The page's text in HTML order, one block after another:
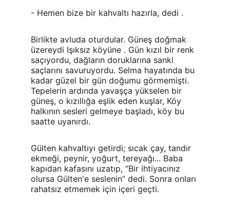
- Hemen bize bir kahvaltı hazırla, dedi .
Birlikte avluda oturdular. Güneş doğmak
üzereydi Işıksız köyüne . Gün kızıl bir renk
saçıyordu, dağların doruklarına sanki
saçlarını savuruyordu. Selma hayatında bu
kadar güzel bir gün doğumu görmemişti.
Tepelerin ardında yavaşça yükselen bir
güneş, o kızıllığa eşlik eden kuşlar, Köy
halkının sesleri gelmeye başladı, köy bu
saatte uyanırdı.
Gülten kahvaltıyı getirdi; sıcak çay, tandır
ekmeği, peynir, yoğurt, tereyağı... Baba
kapıdan kafasını uzatıp, “Bir ihtiyacınız
olursa Gülten'e seslenin” dedi. Sonra onları
rahatsız etmemek için içeri geçti.